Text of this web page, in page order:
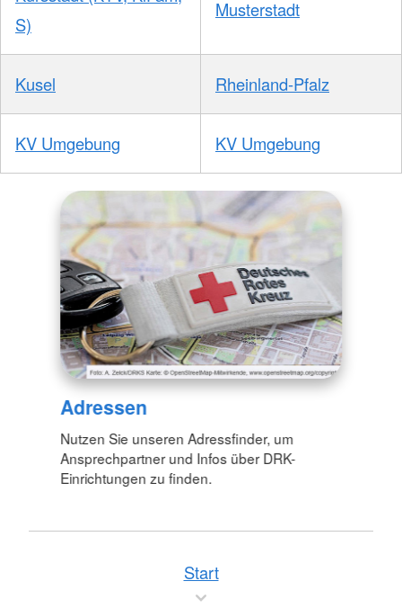
S)
Musterstadt
Kusel Rheinland-Pfalz
KV Umgebung KV Umgebung
Adressen
Nutzen Sie unseren Adressfinder, um
Ansprechpartner und Infos über DRK-
Einrichtungen zu finden.
Start